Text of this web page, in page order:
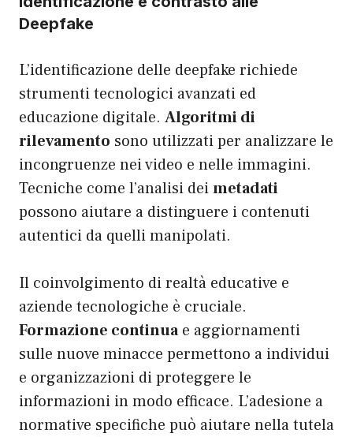
Deepfake
L’identificazione delle deepfake richiede
strumenti tecnologici avanzati ed
educazione digitale. Algoritmi di
rilevamento sono utilizzati per analizzare le
incongruenze nei video e nelle immagini.
Tecniche come l’analisi deimetadati
possono aiutare a distinguere i contenuti
autentici da quelli manipolati.
Il coinvolgimento di realtà educative e
aziende tecnologiche è cruciale.
Formazione continuae aggiornamenti
sulle nuove minacce permettono a individui
e organizzazioni di proteggere le
informazioni in modo efficace. L’adesione a
normative specifiche può aiutare nella tutela